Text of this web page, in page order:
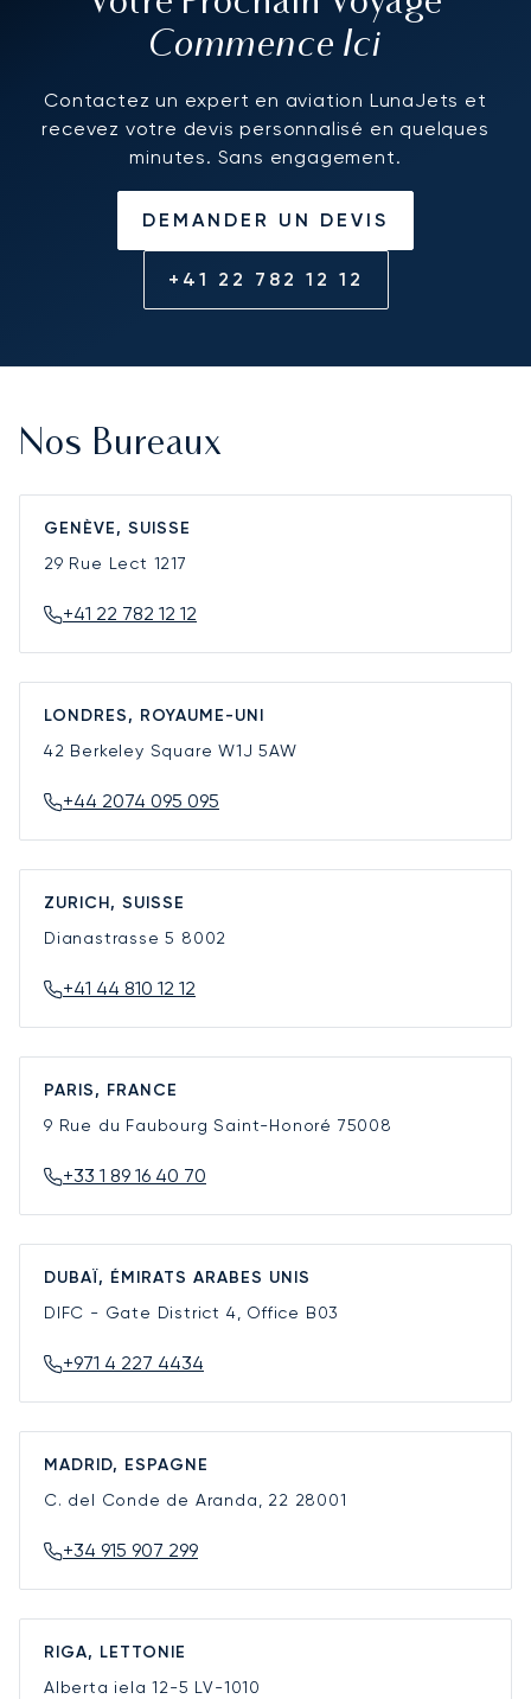
Commence Ici
Contactez un expert en aviation LunaJets et
recevez votre devis personnalisé en quelques
minutes. Sans engagement.
DEMANDER UN DEVIS
+41 22 782 12 12
Nos Bureaux
GENÈVE, SUISSE
29 Rue Lect 1217
+41 22 782 12 12
LONDRES, ROYAUME-UNI
42 Berkeley SquareW1J 5AW
+44 2074 095 095
ZURICH, SUISSE
Dianastrasse 5 8002
+41 44 810 12 12
PARIS, FRANCE
9 Rue du Faubourg Saint-Honoré 75008
+33 1 89 16 40 70
DUBAÏ, ÉMIRATS ARABES UNIS
DIFC - Gate District 4, Office B03
+971 4 227 4434
MADRID, ESPAGNE
C. del Conde de Aranda, 22 28001
+34 915 907 299
RIGA, LETTONIE
Alberta iela 12-5 LV-1010